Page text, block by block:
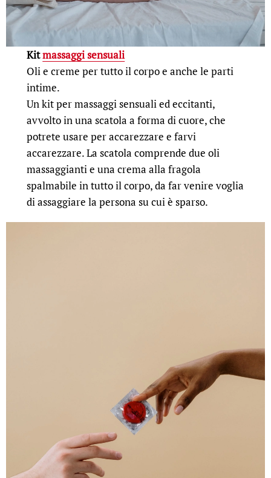
Kitmassaggi sensuali
Oli e creme per tutto il corpo e anche le parti
intime.
Un kit per massaggi sensuali ed eccitanti,
avvolto in una scatola a forma di cuore, che
potrete usare per accarezzare e farvi
accarezzare. La scatola comprende due oli
massaggianti e una crema alla fragola
spalmabile in tutto il corpo, da far venire voglia
di assaggiare la persona su cui è sparso.